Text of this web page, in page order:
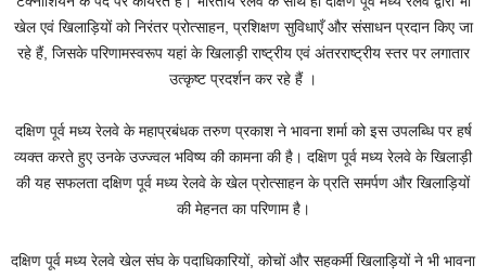
खेल एवं खिलाड़ियों को निरंतर प्रोत्साहन, प्रशिक्षण सुविधाएँ और संसाधन प्रदान किए जा
रहे हैं, जिसके परिणामस्वरूप यहां के खिलाड़ी राष्ट्रीय एवं अंतरराष्ट्रीय स्तर पर लगातार
उत्कृष्ट प्रदर्शन कर रहे हैं ।
दक्षिण पूर्व मध्य रेलवे के महाप्रबंधक तरुण प्रकाश ने भावना शर्मा को इस उपलब्धि पर हर्ष
व्यक्त करते हुए उनके उज्ज्वल भविष्य की कामना की है। दक्षिण पूर्व मध्य रेलवे के खिलाड़ी
की यह सफलता दक्षिण पूर्व मध्य रेलवे के खेल प्रोत्साहन के प्रति समर्पण और खिलाड़ियों
की मेहनत का परिणाम है।
दक्षिण पूर्व मध्य रेलवे खेल संघ के पदाधिकारियों, कोचों और सहकर्मी खिलाड़ियों ने भी भावना